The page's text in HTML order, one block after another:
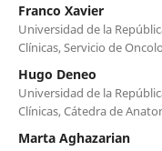
Franco Xavier
Universidad de la
Clínicas, Servicio de
Hugo Deneo
Universidad de la
Clínicas, Cátedra de
Marta Aghazarian